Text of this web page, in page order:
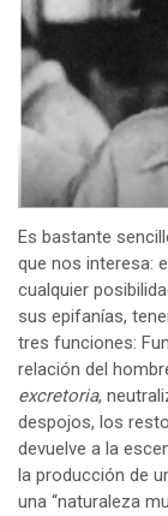
Es bastante
que nos interesa:
cualquier
sus epifanías,
tres funciones:
relación del
excretoria,
despojos, los
devuelve a la
la producción de
una “naturaleza